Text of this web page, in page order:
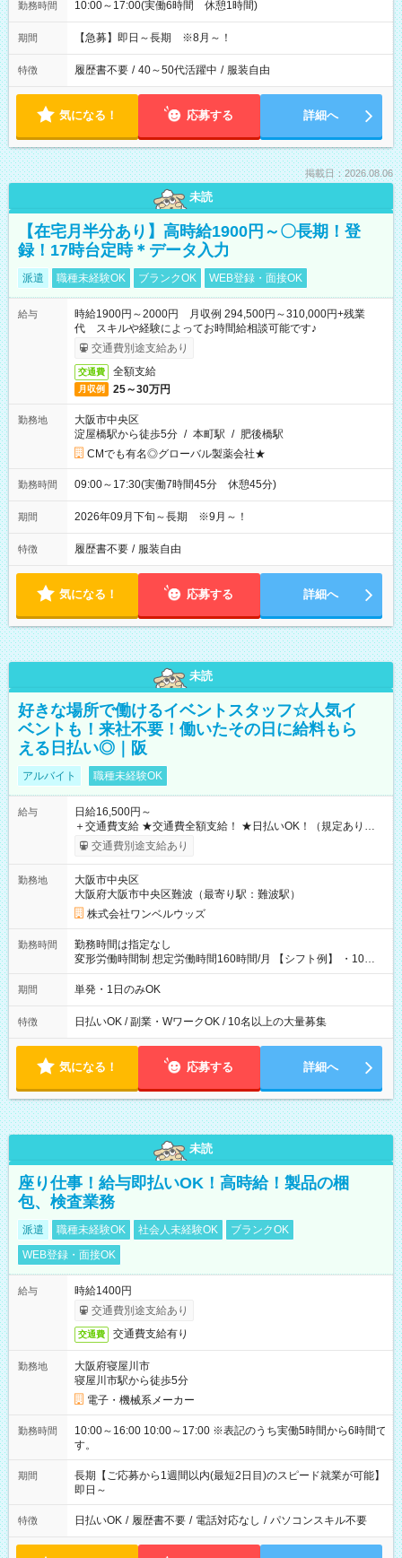
勤務時間 10:00～17:00(実働6時間 休憩1時間)
期間 【急募】即日～長期 ※8月～！
特徴 履歴書不要 / 40～50代活躍中 / 服装自由
気になる！ 応募する 詳細へ
掲載日：2026.08.06
未読
【在宅月半分あり】高時給1900円～〇長期！登
録！17時台定時＊データ入力
派遣 職種未経験OK ブランクOK WEB登録・面接OK
給与
時給1900円～2000円 月収例 294,500円～310,000円+残業
代 スキルや経験によってお時間給相談可能です♪
交通費別途支給あり
交通費 全額支給
月収例 25～30万円
勤務地
大阪市中央区
淀屋橋駅から徒歩5分 / 本町駅 / 肥後橋駅
CMでも有名◎グローバル製薬会社★
勤務時間 09:00～17:30(実働7時間45分 休憩45分)
期間 2026年09月下旬～長期 ※9月～！
特徴 履歴書不要 / 服装自由
気になる！ 応募する 詳細へ
未読
好きな場所で働けるイベントスタッフ☆人気イ
ベントも！来社不要！働いたその日に給料もら
える日払い◎｜阪
アルバイト 職種未経験OK
給与
日給16,500円～
＋交通費支給 ★交通費全額支給！ ★日払いOK！（規定あり） ┗
働いたその日に現金GET♪ お仕事後はコンビニATMから 日払
交通費別途支給あり
勤務地
大阪市中央区
大阪府大阪市中央区難波（最寄り駅：難波駅）
株式会社ワンベルウッズ
勤務時間
勤務時間は指定なし
変形労働時間制 想定労働時間160時間/月 【シフト例】 ・10：
00～20：00
期間 単発・1日のみOK
特徴 日払いOK / 副業・WワークOK / 10名以上の大量募集
気になる！ 応募する 詳細へ
未読
座り仕事！給与即払いOK！高時給！製品の梱
包、検査業務
派遣 職種未経験OK 社会人未経験OK
ブランクOK
WEB登録・面接OK
給与
時給1400円
交通費別途支給あり
交通費 交通費支給有り
勤務地
大阪府寝屋川市
寝屋川市駅から徒歩5分
電子・機械系メーカー
勤務時間
10:00～16:00 10:00～17:00 ※表記のうち実働5時間から6時間で
す。
期間
長期【ご応募から1週間以内(最短2日目)のスピード就業が可能】
即日～
特徴 日払いOK / 履歴書不要 / 電話対応なし / パソコンスキル不要